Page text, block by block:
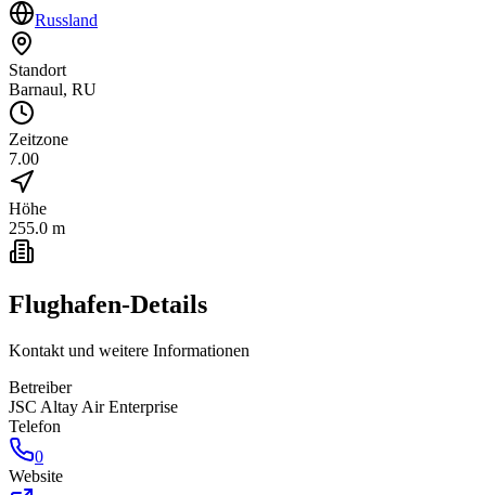
Russland
Standort
Barnaul, RU
Zeitzone
7.00
Höhe
255.0 m
Flughafen-Details
Kontakt und weitere Informationen
Betreiber
JSC Altay Air Enterprise
Telefon
0
Website